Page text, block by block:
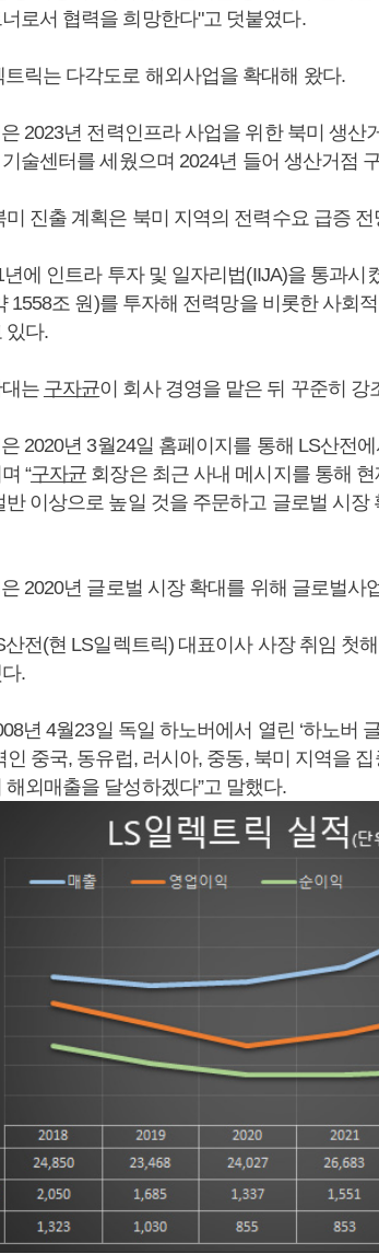
로서 협력을 희망한다"고 덧붙였다.
트릭는 다각도로 해외사업을 확대해 왔다.
2023년 전력인프라 사업을 위한 북미 생산
술센터를 세웠으며 2024년 들어 생산거점
미 진출 계획은 북미 지역의 전력수요 급증
에 인트라 투자 및 일자리법(IIJA)을 통과시
1558조 원)를 투자해 전력망을 비롯한 사회
있다.
는 구자균이 회사 경영을 맡은 뒤 꾸준히
2020년 3월24일 홈페이지를 통해 LS산전
“구자균 회장은 최근 사내 메시지를 통해
반 이상으로 높일 것을 주문하고 글로벌 시장
2020년 글로벌 시장 확대를 위해 글로벌사
산전(현 LS일렉트릭) 대표이사 사장 취임 첫
.
년 4월23일 독일 하노버에서 열린 ‘하노버
인 중국, 동유럽, 러시아, 중동, 북미 지역을
해외매출을 달성하겠다”고 말했다.